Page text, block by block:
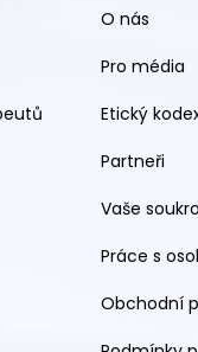
O nás
Pro média
Etický
Partneři
Vaše
Práce s
Obchodní